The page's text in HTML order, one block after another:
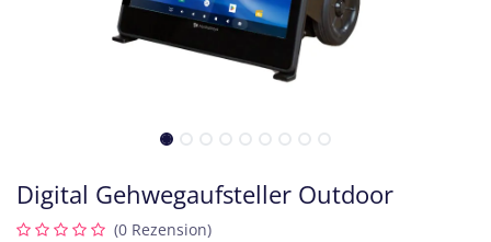
Digital Gehwegaufsteller Outdoor
(0 Rezension)